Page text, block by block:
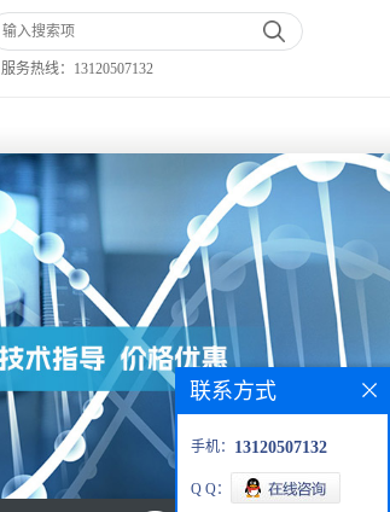
服务热线： 13120507132
联系方式
手机： 13120507132
Q Q：